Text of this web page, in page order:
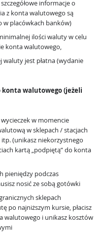
informacje o
z konta walutowego są
w placówkach banków)
ilości waluty w celu
konta walutowego,
waluty jest płatna (wydanie
konta walutowego (jeżeli
w momencie
w sklepach / stacjach
(unikasz niekorzystnego
kartą „podpiętą” do konta
pieniędzy podczas
nosić ze sobą gotówki
sklepach
po najniższym kursie, płacisz
walutowego i unikasz kosztów